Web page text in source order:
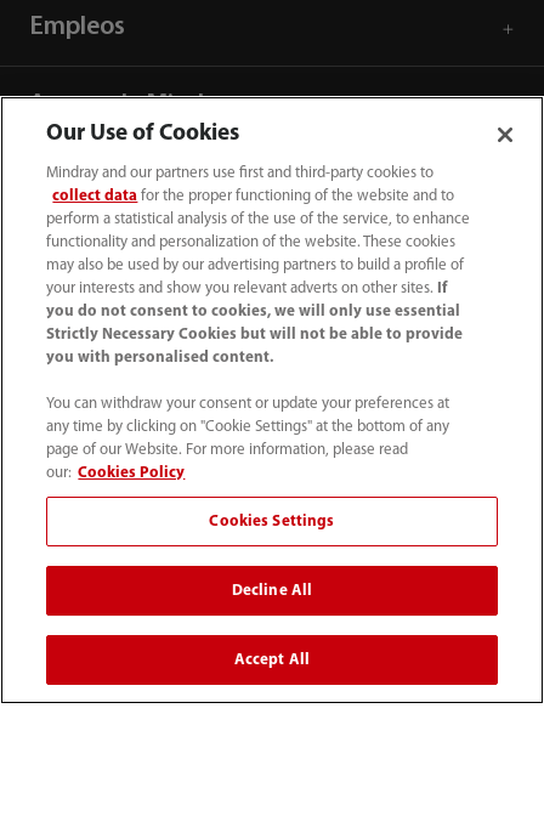
Empleos
Acerca de Mindray
Información de contacto
52 55 5661 9450
intl-market@mindray.com
Condiciones de uso｜Mapa del sitio｜Aviso cookies｜
Contáctenos
Our Use of Cookies
Mindray and our partners use first and third-party cookies to
collect data for the proper functioning of the website and to
perform a statistical analysis of the use of the service, to enhance
functionality and personalization of the website. These cookies
may also be used by our advertising partners to build a profile of
your interests and show you relevant adverts on other sites.
If
you do not consent to cookies, we will only use essential
Strictly Necessary Cookies but will not be able to provide
you with personalised content.
You can withdraw your consent or update your preferences at
any time by clicking on "Cookie Settings" at the bottom of any
page of our Website. For more information, please read
our: Cookies Policy
Cookies Settings
Decline All
Accept All